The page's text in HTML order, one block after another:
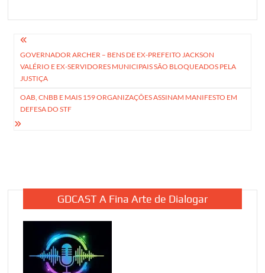
Navegação
de
Post
GOVERNADOR ARCHER – BENS DE EX-PREFEITO JACKSON
VALÉRIO E EX-SERVIDORES MUNICIPAIS SÃO BLOQUEADOS PELA
JUSTIÇA
OAB, CNBB E MAIS 159 ORGANIZAÇÕES ASSINAM MANIFESTO EM
DEFESA DO STF
GDCAST A Fina Arte de Dialogar